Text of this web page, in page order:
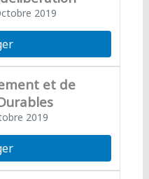
2019
et de
2019